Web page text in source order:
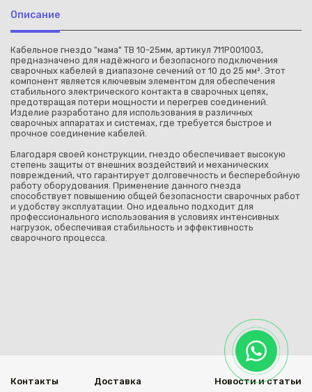
Описание
Кабельное гнездо "мама" ТВ 10-25мм, артикул 711P001003,
предназначено для надёжного и безопасного подключения
сварочных кабелей в диапазоне сечений от 10 до 25 мм². Этот
компонент является ключевым элементом для обеспечения
стабильного электрического контакта в сварочных цепях,
предотвращая потери мощности и перегрев соединений.
Изделие разработано для использования в различных
сварочных аппаратах и системах, где требуется быстрое и
прочное соединение кабелей.
Благодаря своей конструкции, гнездо обеспечивает высокую
степень защиты от внешних воздействий и механических
повреждений, что гарантирует долговечность и бесперебойную
работу оборудования. Применение данного гнезда
способствует повышению общей безопасности сварочных работ
и удобству эксплуатации. Оно идеально подходит для
профессионального использования в условиях интенсивных
нагрузок, обеспечивая стабильность и эффективность
сварочного процесса.
Контакты Доставка Новости и статьи